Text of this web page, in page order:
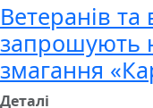
Ветеранів та
запрошують
змагання
Деталі